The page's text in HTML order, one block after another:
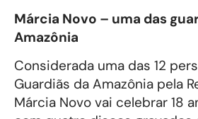
Márcia Novo – uma das
Amazônia
Considerada uma das 12
Guardiãs da Amazônia pela
Márcia Novo vai celebrar 18